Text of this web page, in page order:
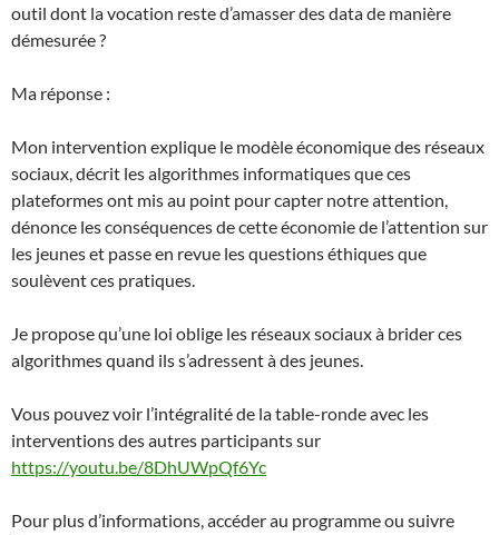
outil dont la vocation reste d’amasser des data de manière
démesurée ?
Ma réponse :
Mon intervention explique le modèle économique des réseaux
sociaux, décrit les algorithmes informatiques que ces
plateformes ont mis au point pour capter notre attention,
dénonce les conséquences de cette économie de l’attention sur
les jeunes et passe en revue les questions éthiques que
soulèvent ces pratiques.
Je propose qu’une loi oblige les réseaux sociaux à brider ces
algorithmes quand ils s’adressent à des jeunes.
Vous pouvez voir l’intégralité de la table-ronde avec les
interventions des autres participants sur
https://youtu.be/8DhUWpQf6Yc
Pour plus d’informations, accéder au programme ou suivre